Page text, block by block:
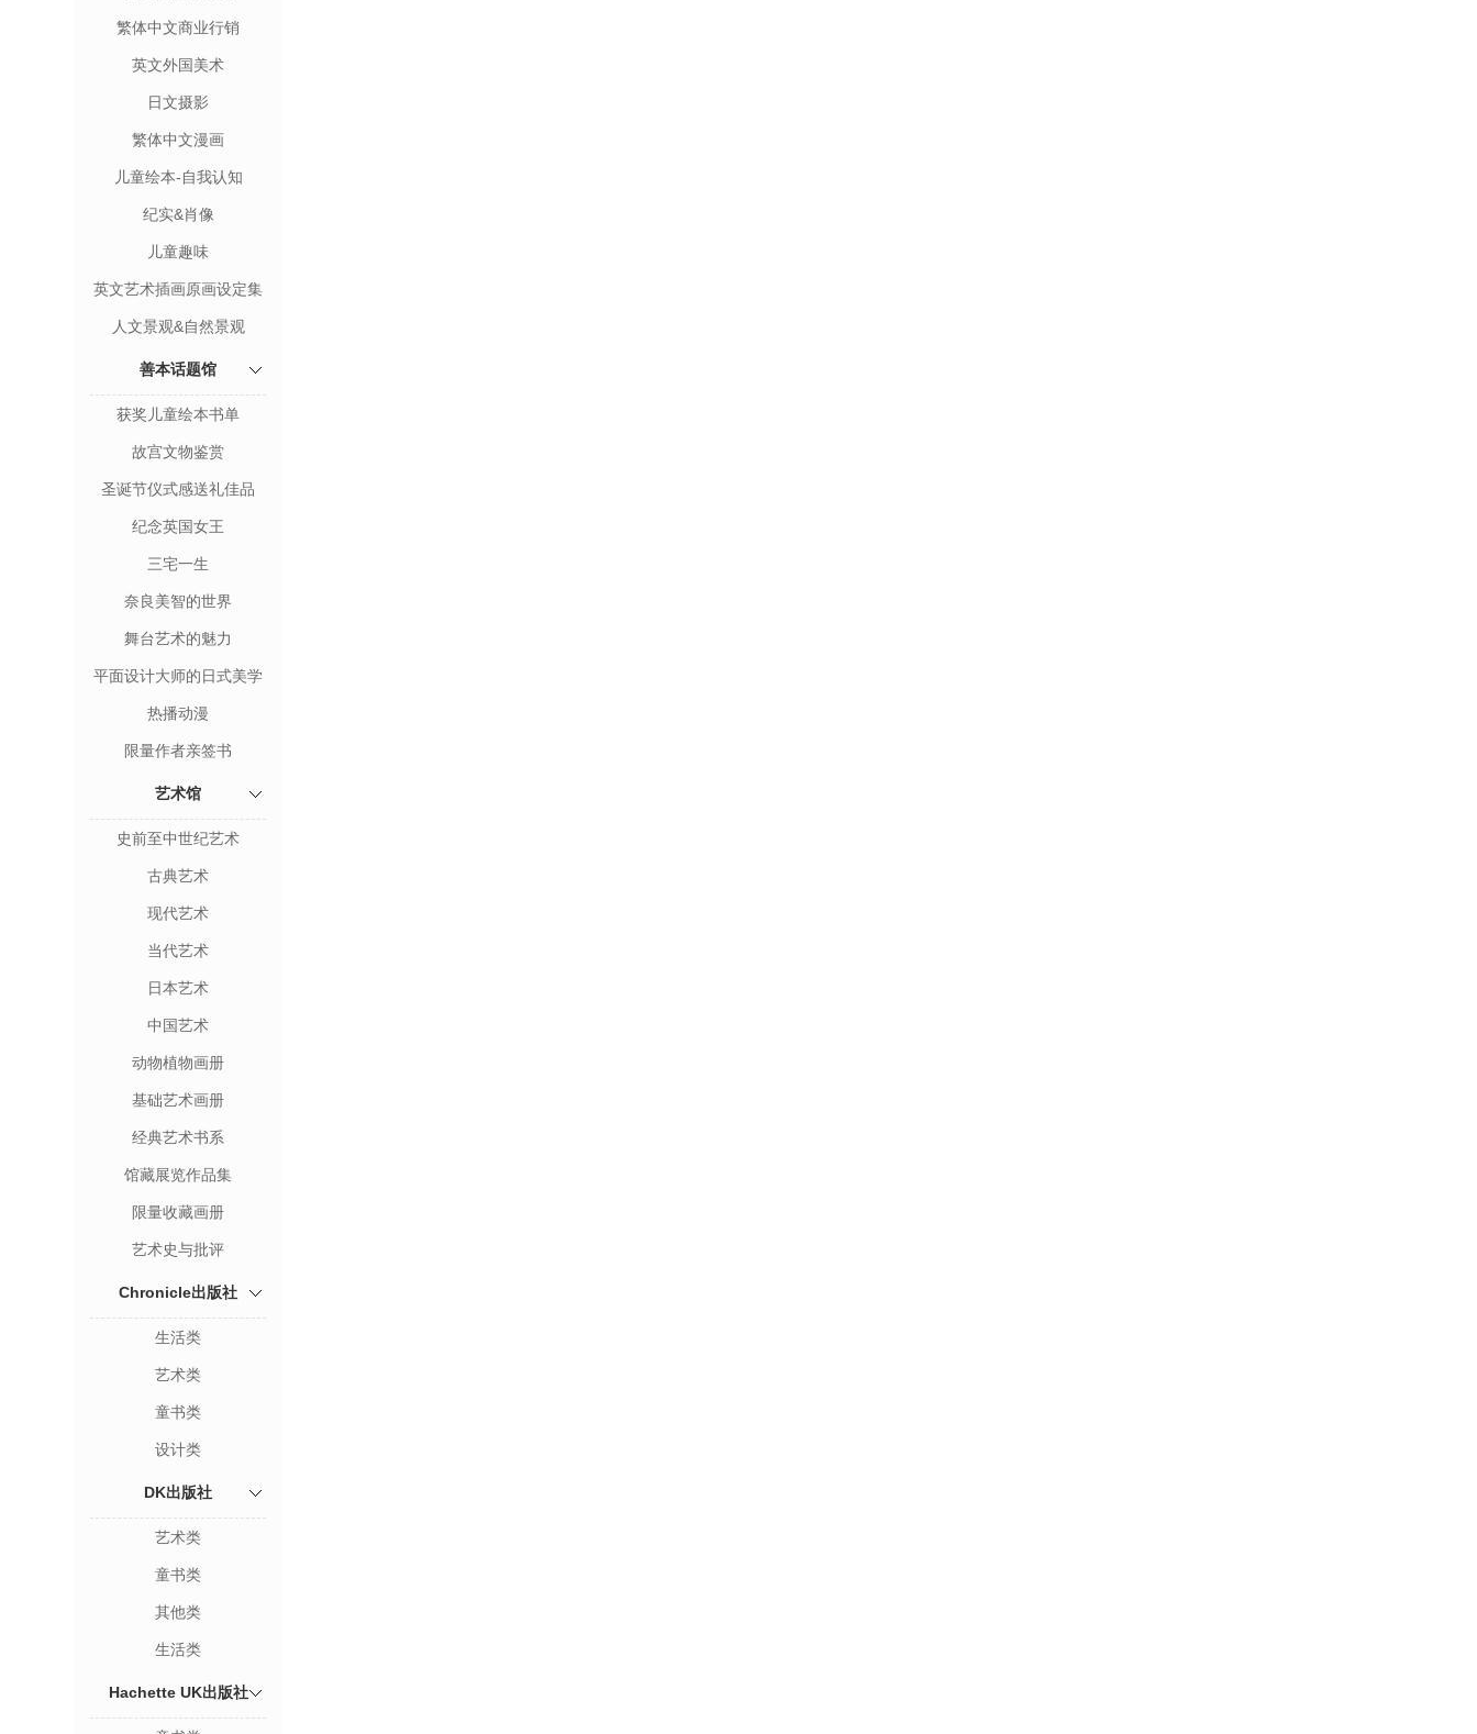
繁体中文商业行销
英文外国美术
日文摄影
繁体中文漫画
儿童绘本-自我认知
纪实&肖像
儿童趣味
英文艺术插画原画设定集
人文景观&自然景观
善本话题馆
获奖儿童绘本书单
故宫文物鉴赏
圣诞节仪式感送礼佳品
纪念英国女王
三宅一生
奈良美智的世界
舞台艺术的魅力
平面设计大师的日式美学
热播动漫
限量作者亲签书
艺术馆
史前至中世纪艺术
古典艺术
现代艺术
当代艺术
日本艺术
中国艺术
动物植物画册
基础艺术画册
经典艺术书系
馆藏展览作品集
限量收藏画册
艺术史与批评
Chronicle出版社
生活类
艺术类
童书类
设计类
DK出版社
艺术类
童书类
其他类
生活类
Hachette UK出版社